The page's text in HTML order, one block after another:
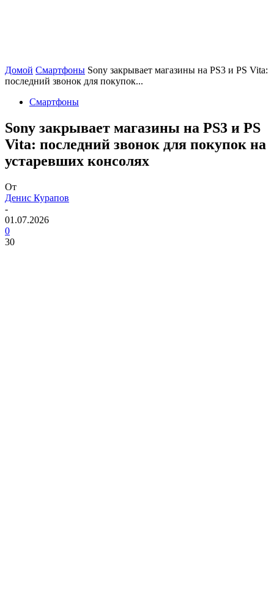
Домой Смартфоны Sony закрывает магазины на PS3 и PS Vita:
последний звонок для покупок...
Смартфоны
Sony закрывает магазины на PS3 и PS
Vita: последний звонок для покупок на
устаревших консолях
От
Денис Курапов
-
01.07.2026
0
30